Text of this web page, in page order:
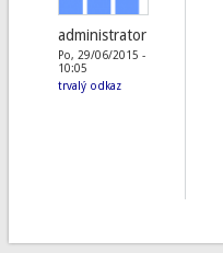
administrator
Po, 29/06/2015 -
10:05
trvalý odkaz